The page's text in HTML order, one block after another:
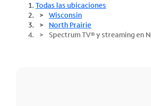
Todas las ubicaciones
Wisconsin
North Prairie
Spectrum TV® y streaming en